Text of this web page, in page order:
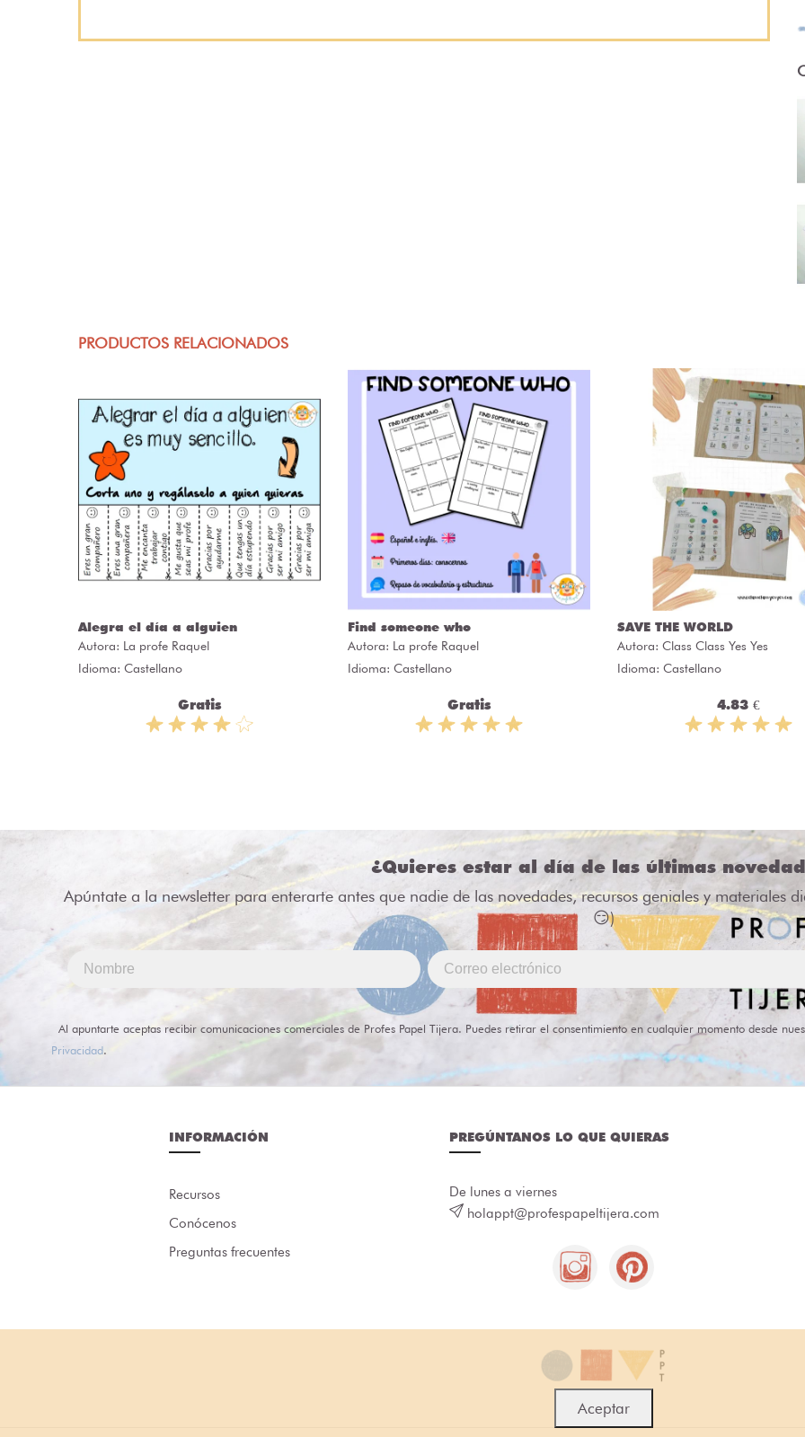
PRODUCTOS RELACIONADOS
Alegra el día a alguien
Autora: La profe Raquel
Idioma: Castellano
Gratis
Find someone who
Autora: La profe Raquel
Idioma: Castellano
Gratis
SAVE THE WORLD
Autora: Class Class Yes Yes
Idioma: Castellano
4.83 €
¿Quieres estar al día de las últimas
Apúntate a la newsletter para enterarte antes que nadie de las novedades, recursos geniales y materiales
😏)
Al apuntarte aceptas recibir comunicaciones comerciales de Profes Papel Tijera. Puedes retirar el consentimiento en cualquier momento desde
Privacidad.
INFORMACIÓN
Recursos
Conócenos
Preguntas frecuentes
PREGÚNTANOS LO QUE QUIERAS
De lunes a viernes
holappt@profespapeltijera.com
Aceptar